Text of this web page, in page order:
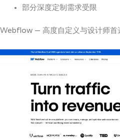
部分深度定制需求受限
Webflow — 高度自定义与设计师首